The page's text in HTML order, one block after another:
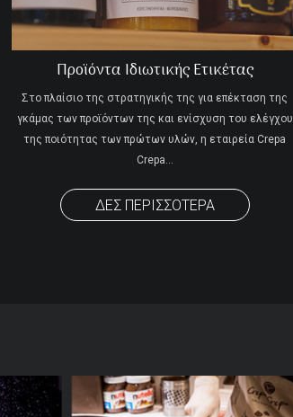
Προϊόντα Ιδιωτικής Ετικέτας
Στο πλαίσιο της στρατηγικής της για επέκταση της
γκάμας των προϊόντων της και ενίσχυση του ελέγχου
της ποιότητας των πρώτων υλών, η εταιρεία Crepa
Crepa…
ΔΕΣ ΠΕΡΙΣΣΟΤΕΡΑ